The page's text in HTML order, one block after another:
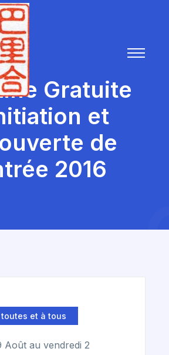
Gratuite
et
de
2016
et à tous
Août au vendredi 2